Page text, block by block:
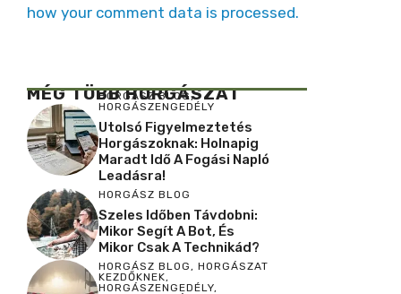
how your comment data is processed.
MÉG TÖBB HORGÁSZAT
HORGÁSZ BLOG,
HORGÁSZENGEDÉLY
Utolsó Figyelmeztetés
Horgászoknak: Holnapig
Maradt Idő A Fogási Napló
Leadásra!
HORGÁSZ BLOG
Szeles Időben Távdobni:
Mikor Segít A Bot, És
Mikor Csak A Technikád?
HORGÁSZ BLOG , HORGÁSZAT
KEZDŐKNEK,
HORGÁSZENGEDÉLY,